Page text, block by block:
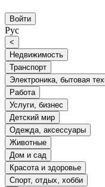
Войти
Рус
<
Недвижимость
Транспорт
Электроника, бытовая
Работа
Услуги, бизнес
Детский мир
Одежда, аксессуары
Животные
Дом и сад
Красота и здоровье
Спорт, отдых, хобби